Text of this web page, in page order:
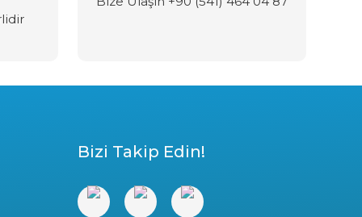
Bizi Takip Edin!